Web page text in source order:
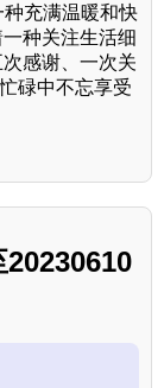
充满温暖和快
种关注生活细
感谢、一次关
碌中不忘享受
20230610